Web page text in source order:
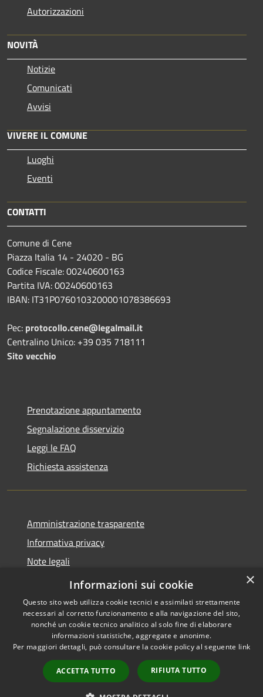
Autorizzazioni
NOVITÀ
Notizie
Comunicati
Avvisi
VIVERE IL COMUNE
Luoghi
Eventi
CONTATTI
Comune di Cene
Piazza Italia 14 - 24020 - BG
Codice Fiscale: 00240600163
Partita IVA: 00240600163
IBAN: IT31P0760103200001078386693
Pec: protocollo.cene@legalmail.it
Centralino Unico: +39 035 718111
Sito vecchio
Prenotazione appuntamento
Segnalazione disservizio
Leggi le FAQ
Richiesta assistenza
Amministrazione trasparente
Informativa privacy
Note legali
Dichiarazione di accessibilità
Accessibilità
Copyright © 2026 • Comune di
Cene • Powered by
Municipium•
Accesso
redazione
×
Informazioni sui cookie
Questo sito web utilizza cookie tecnici e assimilati strettamente
necessari al corretto funzionamento e alla navigazione del sito,
nonché un cookie tecnico analitico al solo fine di elaborare
informazioni statistiche, aggregate e anonime.
Per maggiori dettagli, può consultare la cookie policy al seguente link
ACCETTA TUTTO RIFIUTA TUTTO